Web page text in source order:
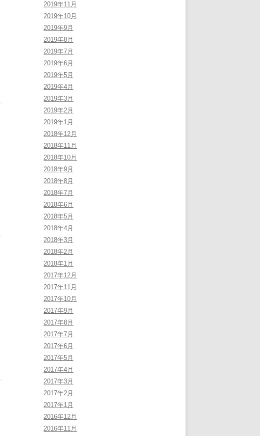
2019年11月
2019年10月
2019年9月
2019年8月
2019年7月
2019年6月
2019年5月
2019年4月
2019年3月
2019年2月
2019年1月
2018年12月
2018年11月
2018年10月
2018年9月
2018年8月
2018年7月
2018年6月
2018年5月
2018年4月
2018年3月
2018年2月
2018年1月
2017年12月
2017年11月
2017年10月
2017年9月
2017年8月
2017年7月
2017年6月
2017年5月
2017年4月
2017年3月
2017年2月
2017年1月
2016年12月
2016年11月